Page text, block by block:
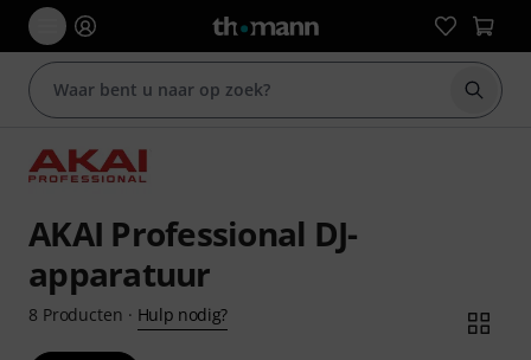
Zoek
AKAI Professional DJ-
apparatuur
8 Producten · Hulp nodig?